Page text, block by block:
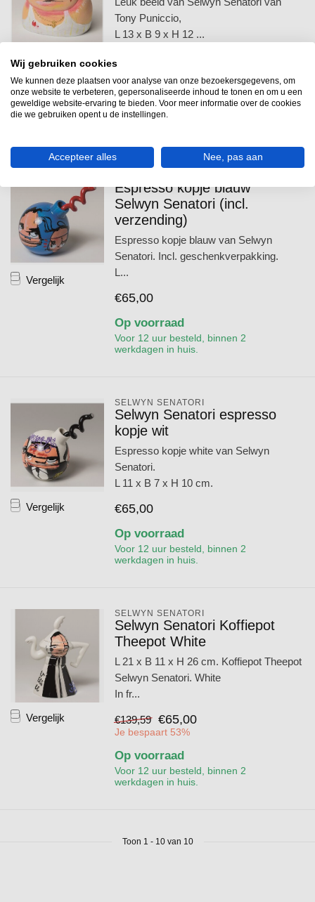
Vergelijk
Tony Puniccio,
L 13 x B 9 x H 12 ...
€125,00
Op voorraad
Voor 12 uur besteld, binnen 2
Vergelijk
Espresso kopje blauw
Selwyn Senatori (incl.
verzending)
Espresso kopje blauw van Selwyn
Senatori. Incl. geschenkverpakking.
L...
€65,00
Op voorraad
Voor 12 uur besteld, binnen 2
werkdagen in huis.
Vergelijk
SELWYN SENATORI
Selwyn Senatori espresso
kopje wit
Espresso kopje white van Selwyn
Senatori.
L 11 x B 7 x H 10 cm.
€65,00
Op voorraad
Voor 12 uur besteld, binnen 2
werkdagen in huis.
Vergelijk
SELWYN SENATORI
Selwyn Senatori Koffiepot
Theepot White
L 21 x B 11 x H 26 cm. Koffiepot Theepot
Selwyn Senatori. White
In fr...
€139,59 €65,00
Je bespaart 53%
Op voorraad
Voor 12 uur besteld, binnen 2
werkdagen in huis.
Toon 1 - 10van 10
Wij gebruiken cookies
We kunnen deze plaatsen voor analyse van onze bezoekersgegevens, om
onze website te verbeteren, gepersonaliseerde inhoud te tonen en om u een
geweldige website-ervaring te bieden. Voor meer informatie over de cookies
die we gebruiken opent u de instellingen.
Accepteer alles Nee, pas aan